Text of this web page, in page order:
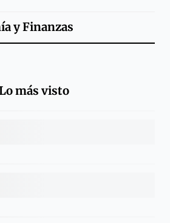
y Finanzas
más visto